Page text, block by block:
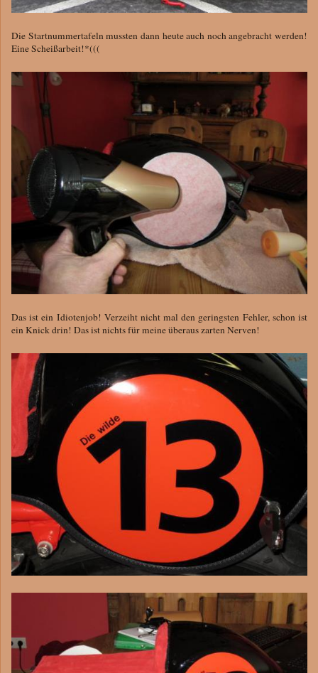
Die Startnummertafeln mussten dann heute auch noch angebracht werden!
Eine Scheißarbeit!*(((
Das ist ein Idiotenjob! Verzeiht nicht mal den geringsten Fehler, schon ist
ein Knick drin! Das ist nichts für meine überaus zarten Nerven!